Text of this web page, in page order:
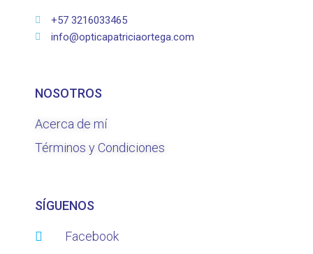
+57 3216033465
info@opticapatriciaortega.com
NOSOTROS
Acerca de mí
Términos y Condiciones
SÍGUENOS
Facebook